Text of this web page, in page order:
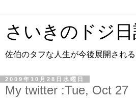
さいきのドジ日
佐伯のタフな人生が今後展開され
2009年10月28日水曜日
My twitter :Tue, Oct 27